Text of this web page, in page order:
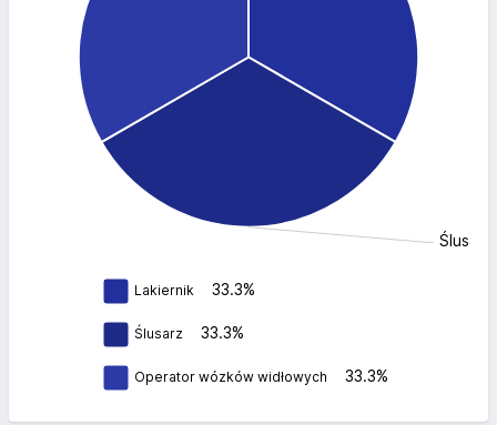
Lakiernik 33.3%
Ślusarz 33.3%
Operator wózków widłowych 33.3%